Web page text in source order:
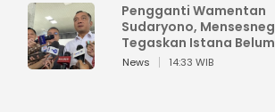
Pengganti Wamentan
Sudaryono, Mensesneg
Tegaskan Istana Belum
Bahas
News 14:33 WIB